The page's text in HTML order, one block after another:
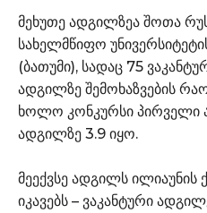
მეხუთე ადგილზეა შოთა
სახელმწიფო
(ბათუმი), სადაც 75
ადგილზე შემოხაზვების
ხოლო კონკურსი პირველი
ადგილზე 3.9 იყო.
მეექვსე ადგილს
იკავებს – ვაკანტური